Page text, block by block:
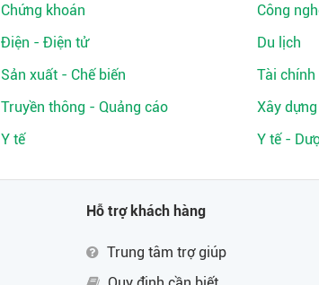
Chứng khoán Công
Điện - Điện tử Du lịch
Sản xuất - Chế biến Tài chính
Truyền thông - Quảng cáo Xây dựng
Y tế Y tế -
Hỗ trợ khách hàng
Trung tâm trợ giúp